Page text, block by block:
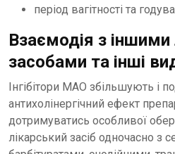
період вагітності та
Взаємодія з іншими
засобами та інші
Інгібітори МАО збільшують і
антихолінергічний ефект
дотримуватись особливої
лікарський засіб одночасно з